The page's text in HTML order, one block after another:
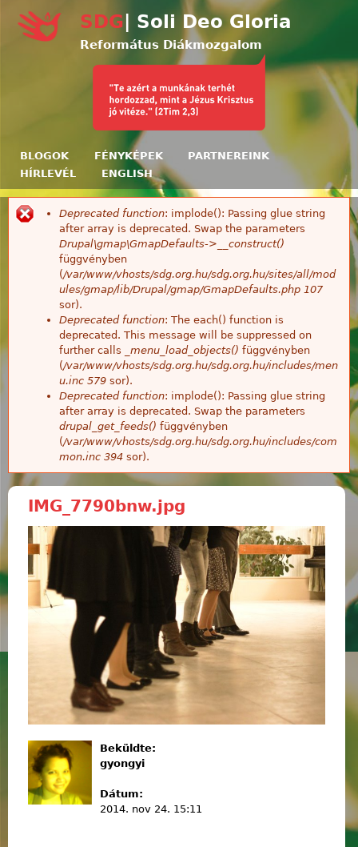
Ugrás a tartalomra
SDG | Soli Deo Gloria
Református Diákmozgalom
BLOGOK FÉNYKÉPEK
PARTNEREINK
HÍRLEVÉL
ENGLISH
Hibaüzenet
Deprecated function: implode(): Passing glue string
after array is deprecated. Swap the parameters
Drupal\gmap\GmapDefaults->__construct()
függvényben
(/var/www/vhosts/sdg.org.hu/sdg.org.hu/sites/all/mod
ules/gmap/lib/Drupal/gmap/GmapDefaults.php 107
sor).
Deprecated function: The each() function is
deprecated. This message will be suppressed on
further calls
_menu_load_objects() függvényben
(/var/www/vhosts/sdg.org.hu/sdg.org.hu/includes/men
u.inc 579 sor).
Deprecated function: implode(): Passing glue string
after array is deprecated. Swap the parameters
drupal_get_feeds() függvényben
(/var/www/vhosts/sdg.org.hu/sdg.org.hu/includes/com
mon.inc 394 sor).
IMG_7790bnw.jpg
Beküldte:
gyongyi
Dátum:
2014. nov 24. 15:11